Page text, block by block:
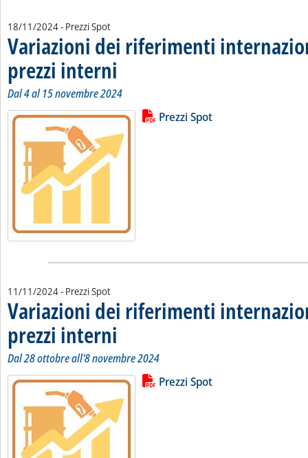
18/11/2024- Prezzi Spot
Variazioni dei riferimenti
prezzi interni
Dal 4 al 15 novembre 2024
Leggi tutta la notizia:
Lista allegati PDF alla notizia
Prezzi Spot
11/11/2024- Prezzi Spot
Variazioni dei riferimenti
prezzi interni
Dal 28 ottobre all'8 novembre 2024
Leggi tutta la notizia:
Lista allegati PDF alla notizia
Prezzi Spot